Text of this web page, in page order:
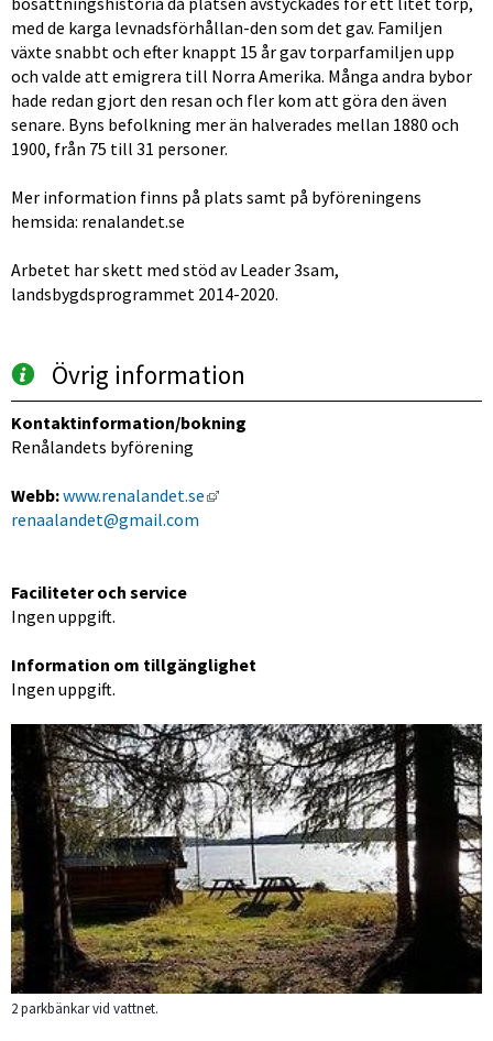
med de karga levnadsförhållan-den som det gav. Familjen
växte snabbt och efter knappt 15 år gav torparfamiljen upp
och valde att emigrera till Norra Amerika. Många andra bybor
hade redan gjort den resan och fler kom att göra den även
senare. Byns befolkning mer än halverades mellan 1880 och
1900, från 75 till 31 personer.
Mer information finns på plats samt på byföreningens
hemsida: renalandet.se
Arbetet har skett med stöd av Leader 3sam,
landsbygdsprogrammet 2014-2020.
Övrig information
Kontaktinformation/bokning
Renålandets byförening
Webb:www.renalandet.se
Länk till annan webbplats, öppnas
renaalandet@gmail.com
Faciliteter och service
Ingen uppgift.
Information om tillgänglighet
Ingen uppgift.
2 parkbänkar vid vattnet.